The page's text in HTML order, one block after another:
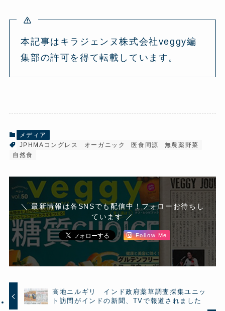
本記事はキラジェンヌ株式会社veggy編
集部の許可を得て転載しています。
メディア
JPHMAコングレス
オーガニック 医食同源
無農薬野菜
自然食
＼ 最新情報は各SNSでも配信中！フォローお待ちし
ています ／
Follow Me
高地ニルギリ インド政府薬草調査採集ユニッ
ト訪問がインドの新聞、TVで報道されました